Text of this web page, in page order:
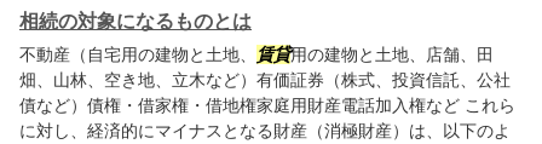
相続の対象になるものとは
不動産（自宅用の建物と土地、 賃貸用の建物と土地、店舗、田
畑、山林、空き地、立木など）有価証券（株式、投資信託、公社
債など）債権・借家権・借地権家庭用財産電話加入権など これら
に対し、経済的にマイナスとなる財産（消極財産）は、以下のよ